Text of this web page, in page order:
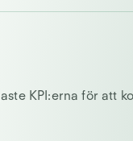
KPI:erna för att